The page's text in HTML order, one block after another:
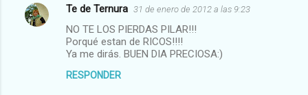
Te de Ternura 31 de enero de 2012 a las 9:23
NO TE LOS PIERDAS PILAR!!!
Porqué estan de RICOS!!!!
Ya me dirás. BUEN DIA PRECIOSA:)
RESPONDER